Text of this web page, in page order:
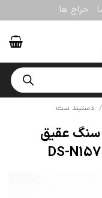
حراج ها
/ دستبند ست
سنگ عقیق